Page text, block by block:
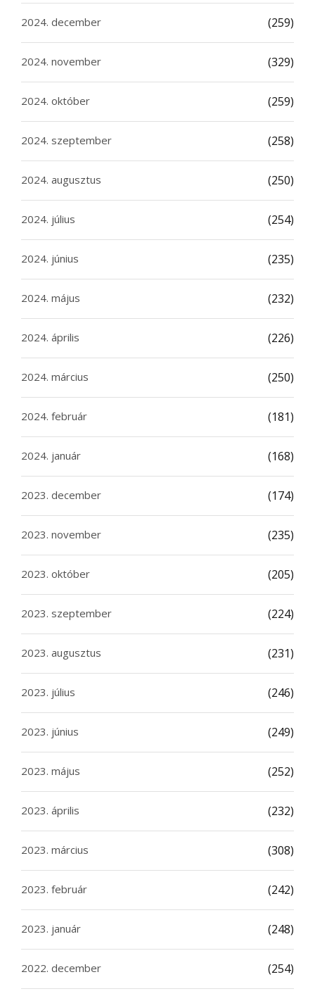
2024. december (259)
2024. november (329)
2024. október (259)
2024. szeptember (258)
2024. augusztus (250)
2024. július (254)
2024. június (235)
2024. május (232)
2024. április (226)
2024. március (250)
2024. február (181)
2024. január (168)
2023. december (174)
2023. november (235)
2023. október (205)
2023. szeptember (224)
2023. augusztus (231)
2023. július (246)
2023. június (249)
2023. május (252)
2023. április (232)
2023. március (308)
2023. február (242)
2023. január (248)
2022. december (254)